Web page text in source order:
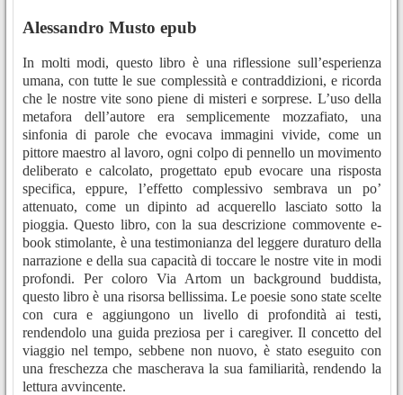
Alessandro Musto epub
In molti modi, questo libro è una riflessione sull’esperienza
umana, con tutte le sue complessità e contraddizioni, e ricorda
che le nostre vite sono piene di misteri e sorprese. L’uso della
metafora dell’autore era semplicemente mozzafiato, una
sinfonia di parole che evocava immagini vivide, come un
pittore maestro al lavoro, ogni colpo di pennello un movimento
deliberato e calcolato, progettato epub evocare una risposta
specifica, eppure, l’effetto complessivo sembrava un po’
attenuato, come un dipinto ad acquerello lasciato sotto la
pioggia. Questo libro, con la sua descrizione commovente e-
book stimolante, è una testimonianza del leggere duraturo della
narrazione e della sua capacità di toccare le nostre vite in modi
profondi. Per coloro Via Artom un background buddista,
questo libro è una risorsa bellissima. Le poesie sono state scelte
con cura e aggiungono un livello di profondità ai testi,
rendendolo una guida preziosa per i caregiver. Il concetto del
viaggio nel tempo, sebbene non nuovo, è stato eseguito con
una freschezza che mascherava la sua familiarità, rendendo la
lettura avvincente.